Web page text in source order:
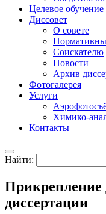
Целевое обучение
Диссовет
О совете
Соискателю
Новости
Архив
Фотогалерея
Услуги
Химико-
Контакты
Найти:
Прикрепление
диссертации